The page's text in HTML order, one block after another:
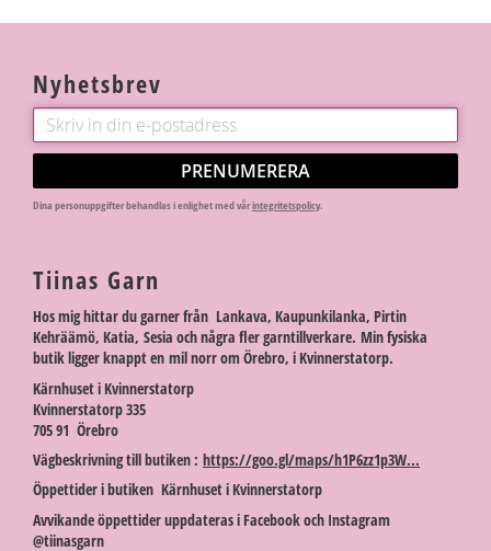
Nyhetsbrev
PRENUMERERA
Dina personuppgifter behandlas i enlighet med vårintegritetspolicy.
Tiinas Garn
Hos mig hittar du garner från Lankava, Kaupunkilanka, Pirtin
Kehräämö, Katia, Sesia och några fler garntillverkare. Min fysiska
butik ligger knappt en mil norr om Örebro, i Kvinnerstatorp.
Kärnhuset i Kvinnerstatorp
Kvinnerstatorp 335
705 91 Örebro
Vägbeskrivning till butiken : https://goo.gl/maps/h1P6zz1p3W...
Öppettider i butiken Kärnhuset i Kvinnerstatorp
Avvikande öppettider uppdateras i Facebook och Instagram
@tiinasgarn